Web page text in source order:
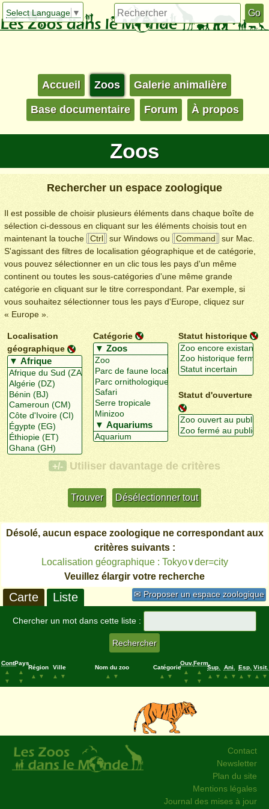
Select Language ▼
Accueil Zoos Galerie animalière
Base documentaire Forum À propos
Zoos
Rechercher un espace zoologique
Il est possible de choisir plusieurs éléments dans chaque boîte de
sélection ci-dessous en cliquant sur les éléments choisis tout en
maintenant la touche
Ctrl sur Windows ou Command
sur Mac.
S'agissant des filtres de localisation géographique et de catégorie,
vous pouvez sélectionner en un clic tous les pays d'un même
continent ou toutes les sous-catégories d'une même grande
catégorie en cliquant sur le titre correspondant. Par exemple, si
vous souhaitez sélectionner tous les pays d'Europe, cliquez sur
« Europe ».
Localisation
géographique
Catégorie Statut historique
Statut d'ouverture
+/- Utiliser davantage de critères
Désolé, aucun espace zoologique ne correspondant aux
critères suivants :
Localisation géographique : Tokyo∨der=city
Veuillez élargir votre recherche
✉ Proposer un espace zoologique
Carte Liste
Chercher un mot dans cette liste :
Cont.
▲
▼
Pays
▲
▼
Région
▲
▼
Ville
▲
▼
Nom du zoo
▲
▼
Catégorie
▲
▼
Ouv.
▲
▼
Ferm.
▲
▼
Sup.
▲
▼
Ani.
▲
▼
Esp.
▲
▼
Visit.
▲
▼
Contact
Newsletter
Plan du site
Mentions légales
Journal des mises à jour